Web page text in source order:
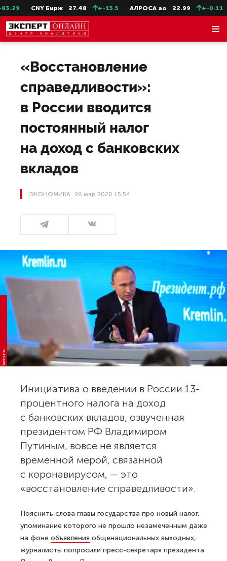
Бирж 27.48 +-15.5 АЛРОСА ао 22.99 +-0.11
«Восстановление
справедливости»:
в России вводится
постоянный налог
на доход с банковских
вкладов
ЭКОНОМИКА 26 мар 2020 15:54
kremlin.ru
Инициатива о введении в России 13-
процентного налога на доход
с банковских вкладов, озвученная
президентом РФ Владимиром
Путиным, вовсе не является
временной мерой, связанной
с коронавирусом, — это
«восстановление справедливости».
Пояснить слова главы государства про новый налог,
упоминание которого не прошло незамеченным даже
на фоне объявления общенациональных выходных,
журналисты попросили пресс-секретаря президента